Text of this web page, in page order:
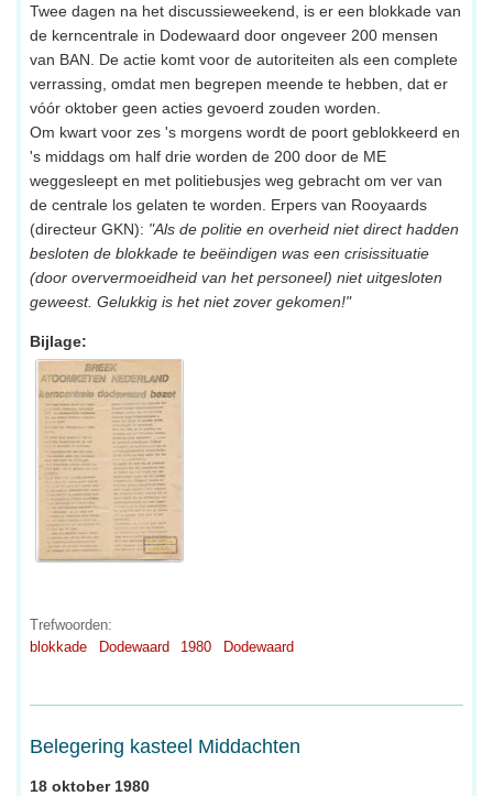
Twee dagen na het discussieweekend, is er een blokkade van
de kerncentrale in Dodewaard door ongeveer 200 mensen
van BAN. De actie komt voor de autoriteiten als een complete
verrassing, omdat men begrepen meende te hebben, dat er
vóór oktober geen acties gevoerd zouden worden.
Om kwart voor zes 's morgens wordt de poort geblokkeerd en
's middags om half drie worden de 200 door de ME
weggesleept en met politiebusjes weg gebracht om ver van
de centrale los gelaten te worden. Erpers van Rooyaards
(directeur GKN): "Als de politie en overheid niet direct hadden
besloten de blokkade te beëindigen was een crisissituatie
(door oververmoeidheid van het personeel) niet uitgesloten
geweest. Gelukkig is het niet zover gekomen!"
Bijlage:
Trefwoorden:
blokkade
Dodewaard 1980 Dodewaard
Belegering kasteel Middachten
18 oktober 1980